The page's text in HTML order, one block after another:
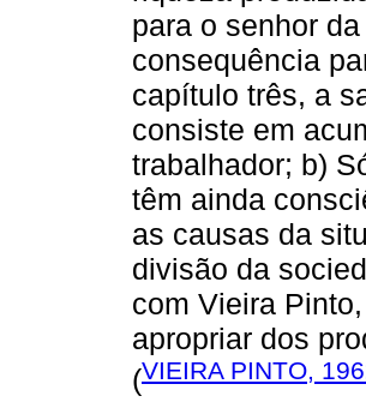
para o senhor
consequência
capítulo três, a
consiste em
trabalhador; b)
têm ainda
as causas da
divisão da
com Vieira
apropriar dos
(VIEIRA PINTO,